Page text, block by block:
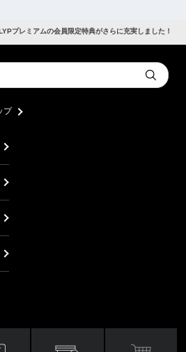
プレミアムの会員限定特典がさらに充実しました！
Submit
プ